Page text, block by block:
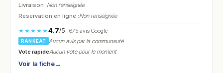
Livraison :Non renseignée
Réservation en ligne :Non renseignée
★★★★★4.7/5· 675 avis Google
RANKEAT
Aucun avis par la communauté
Vote rapideAucun vote pour le moment
Voir la fiche→